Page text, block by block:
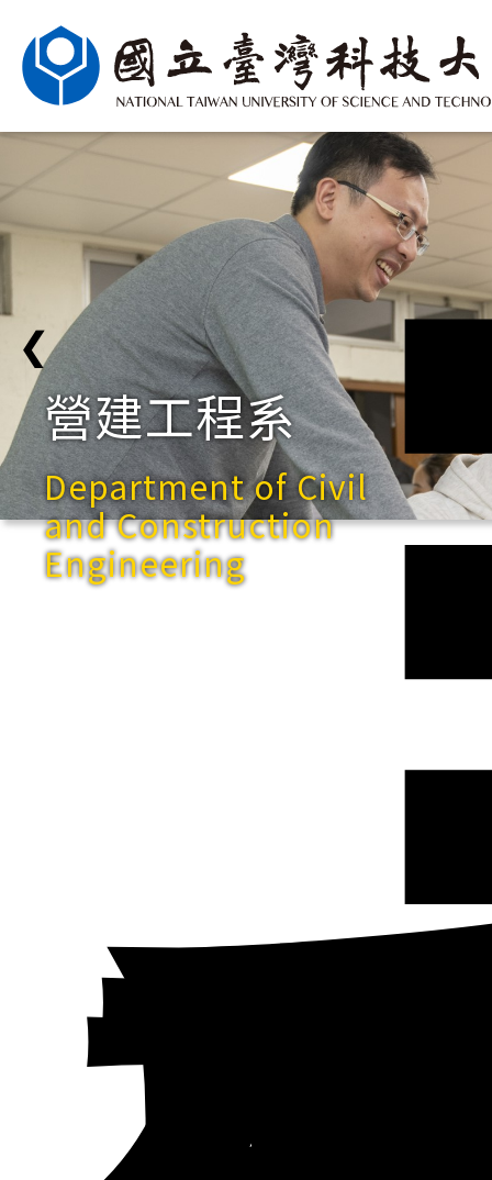
營建工程系
Department of Civil
and Construction
Engineering
❮